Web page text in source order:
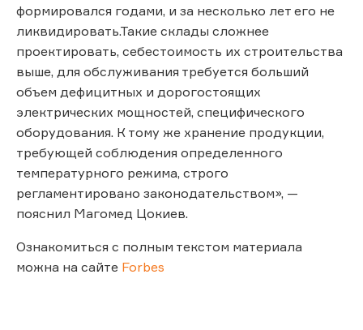
формировался годами, и за несколько лет его не
ликвидировать.Такие склады сложнее
проектировать, себестоимость их строительства
выше, для обслуживания требуется больший
объем дефицитных и дорогостоящих
электрических мощностей, специфического
оборудования. К тому же хранение продукции,
требующей соблюдения определенного
температурного режима, строго
регламентировано законодательством», —
пояснил Магомед Цокиев.
Ознакомиться с полным текстом материала
можна на сайте Forbes